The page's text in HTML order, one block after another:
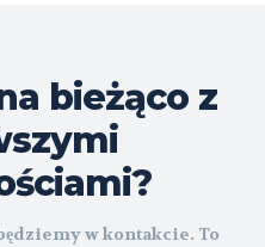
bieżąco z
w kontakcie. To